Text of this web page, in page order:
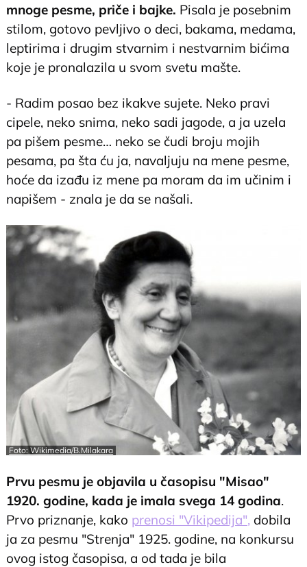
mnoge pesme, priče i bajke. Pisala je posebnim
stilom, gotovo pevljivo o deci, bakama, medama,
leptirima i drugim stvarnim i nestvarnim bićima
koje je pronalazila u svom svetu mašte.
- Radim posao bez ikakve sujete. Neko pravi
cipele, neko snima, neko sadi jagode, a ja uzela
pa pišem pesme… neko se čudi broju mojih
pesama, pa šta ću ja, navaljuju na mene pesme,
hoće da izađu iz mene pa moram da im učinim i
napišem - znala je da se našali.
Foto: Wikimedia/B.Milakara
Prvu pesmu je objavila u časopisu "Misao"
1920. godine, kada je imala svega 14 godina.
Prvo priznanje, kako prenosi "Vikipedija", dobila
ja za pesmu "Strenja" 1925. godine, na konkursu
ovog istog časopisa, a od tada je bila